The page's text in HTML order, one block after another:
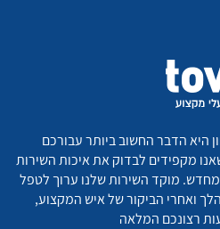
היא הדבר החשוב ביותר עבורכם
מקפידים לבדוק את איכות השירות
מוקד השירות שלנו ערוך לטפל
ואחרי הביקור של איש המקצוע,
רצונכם המלאה